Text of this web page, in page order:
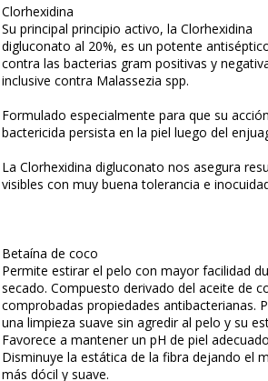
Clorhexidina
Su principal principio activo, la Clorhexidina
digluconato al 20%, es un potente
contra las bacterias gram positivas y
inclusive contra Malassezia spp.
Formulado especialmente para que su acción
bactericida persista en la piel luego del
La Clorhexidina digluconato nos asegura
visibles con muy buena tolerancia e
Betaína de coco
Permite estirar el pelo con mayor facilidad
secado. Compuesto derivado del aceite de
comprobadas propiedades antibacterianas.
una limpieza suave sin agredir al pelo y su
Favorece a mantener un pH de piel
Disminuye la estática de la fibra dejando el
más dócil y suave.